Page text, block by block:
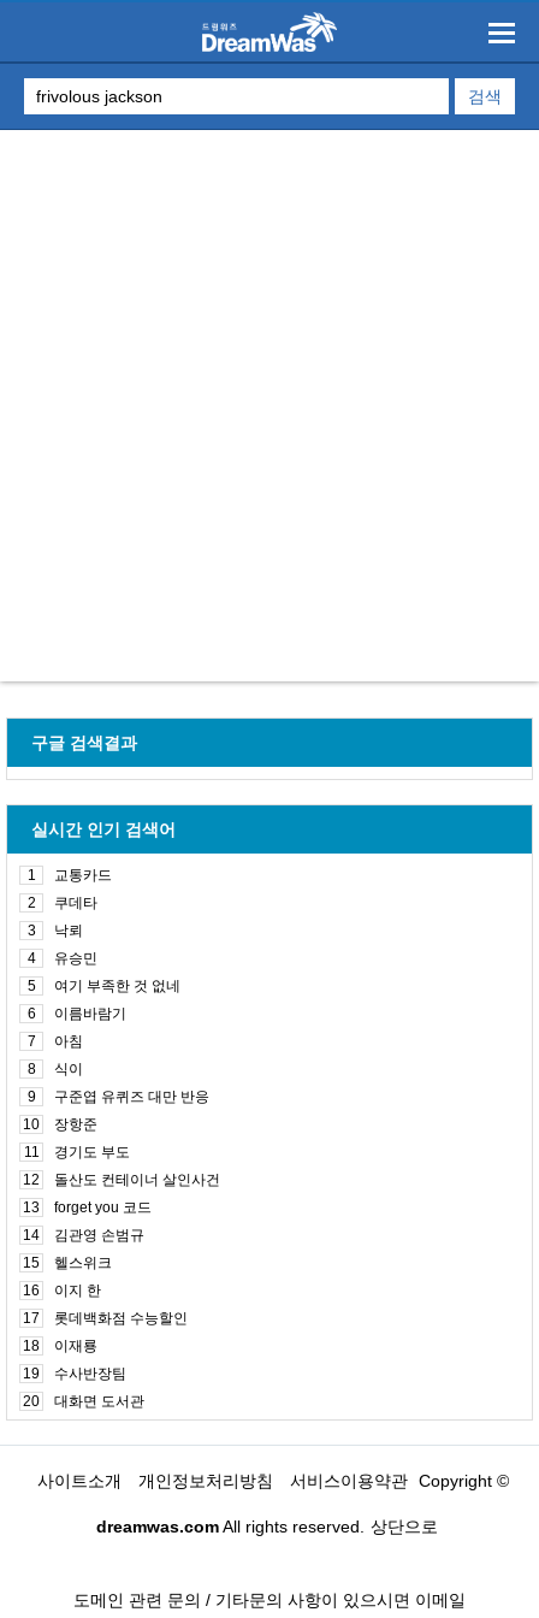
구글 검색결과
실시간 인기 검색어
1
교통카드
2
쿠데타
3
낙뢰
4
유승민
5
여기 부족한 것 없네
6
이름바람기
7
아침
8
식이
9
구준엽 유퀴즈 대만 반응
10
장항준
11
경기도 부도
12
돌산도 컨테이너 살인사건
13
forget you 코드
14
김관영 손범규
15
헬스위크
16
이지 한
17
롯데백화점 수능할인
18
이재룡
19
수사반장팀
20
대화면 도서관
사이트소개 개인정보처리방침 서비스이용약관 Copyright ©
dreamwas.comAll rights reserved. 상단으로
도메인 관련 문의 / 기타문의 사항이 있으시면 이메일